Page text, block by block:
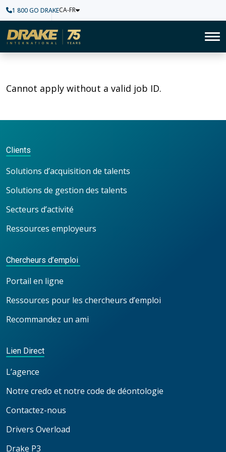
1 800 GO DRAKECA-FR
Accueil
Cannot apply without a valid job ID.
Clients
Solutions d’acquisition de talents
Solutions de gestion des talents
Secteurs d’activité
Ressources employeurs
Chercheurs d’emploi
Portail en ligne
Ressources pour les chercheurs d’emploi
Recommandez un ami
Lien Direct
L’agence
Notre credo et notre code de déontologie
Contactez-nous
Drivers Overload
Drake P3